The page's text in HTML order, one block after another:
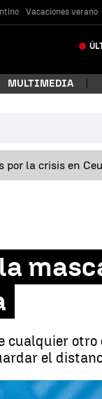
Vacaciones verano
MULTIMEDIA
por la crisis en
cualquier
el
bajo amenaza de